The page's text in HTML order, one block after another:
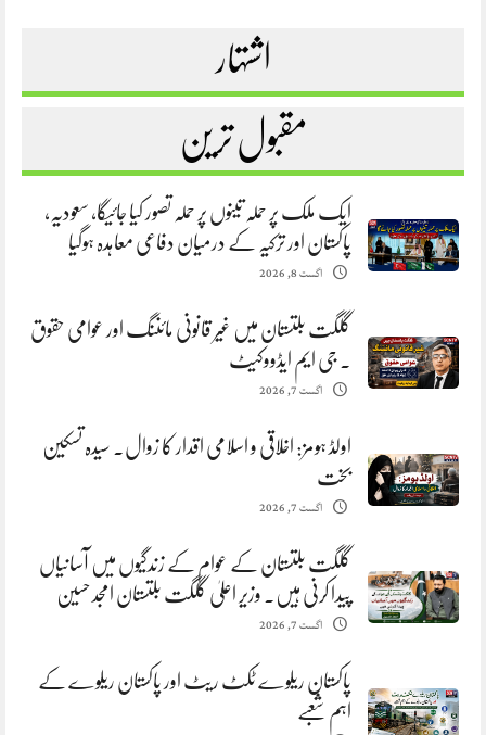
اشتہار
مقبول ترین
ایک ملک پر حملہ تینوں پر حملہ تصور کیا جائیگا، سعودیہ،
پاکستان اور ترکیہ کے درمیان دفاعی معاہدہ ہوگیا
اگست 8, 2026
گلگت بلتستان میں غیر قانونی مائننگ اور عوامی حقوق
. جی ایم ایڈووکیٹ
اگست 7, 2026
اولڈ ہومز: اخلاقی و اسلامی اقدار کا زوال. سیدہ تسکین
بخت
اگست 7, 2026
گلگت بلتستان کے عوام کے زندگیوں میں آسانیاں
پیدا کرنی ہیں. وزیر اعلیٰ گلگت بلتستان امجد حسین
اگست 7, 2026
پاکستان ریلوے ٹکٹ ریٹ اور پاکستان ریلوے کے
اہم شعبے